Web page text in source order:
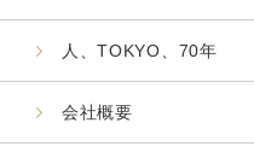
人、TOKYO、70年
会社概要